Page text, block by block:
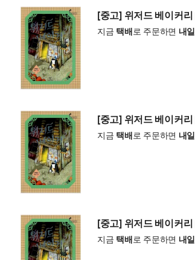
[중고] 위저드 베이커리
지금 택배로 주문하면 내일
[중고] 위저드 베이커리
지금 택배로 주문하면 내일
[중고] 위저드 베이커리
지금 택배로 주문하면 내일